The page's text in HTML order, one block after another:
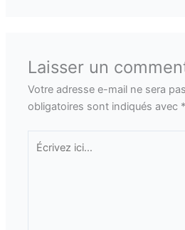
Laisser un
Votre adresse e-mail ne sera
obligatoires sont indiqués avec *
ici…